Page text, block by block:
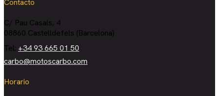
Contacto
C/ Pau Casals, 4
08860 Castelldefels (Barcelona)
Tel: +34 93 665 01 50
carbo@motoscarbo.com
Horario